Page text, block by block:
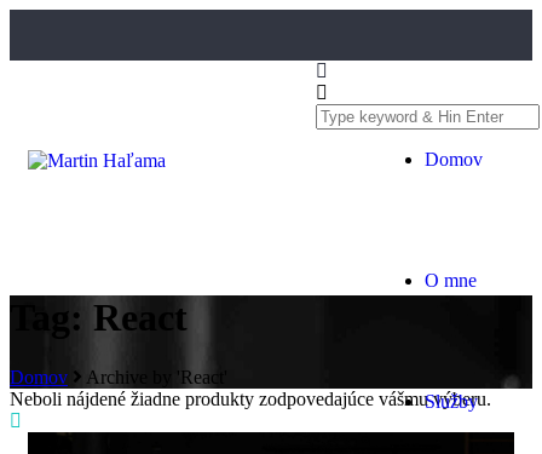
Domov
O mne
Služby
Tag: React
Domov
Archive by 'React'
Neboli nájdené žiadne produkty zodpovedajúce vášmu výberu.